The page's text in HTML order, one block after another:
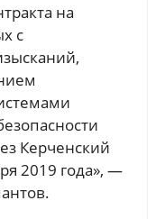
на
с
Керченский
2019 года», —